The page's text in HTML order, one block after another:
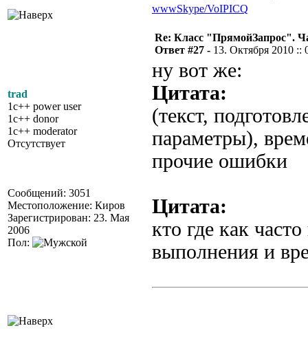
wwwSkype/VoIPICQ
trad
1c++ power user
1c++ donor
1c++ moderator
Отсутствует
Сообщений: 3051
Местоположение: Киров
Зарегистрирован: 23. Мая
2006
Пол:
Re: Класс "ПрямойЗапрос".
Ответ #27 - 13. Октября 2010 ::
ну вот же:
Цитата:
(текст,
параметры),
прочие ошибки
Цитата:
кто где как
выполнения и